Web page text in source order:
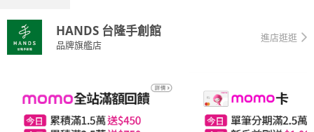
HANDS 台隆手創館
品牌旗艦店
進店逛逛